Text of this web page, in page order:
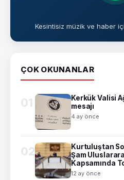
Kesintisiz müzik ve haber
ÇOK OKUNANLAR
01
Kerkük Valisi
mesajı
4 ay önce
02
Kurtuluştan
Şam
Kapsamında
12 ay önce